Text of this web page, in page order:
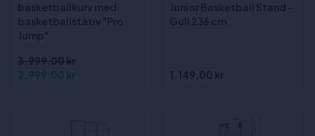
basketballkurv med
basketballstativ "Pro
Jump"
3.999,00 kr
2.999,00 kr
Junior Basketball Stand -
Gull 236 cm
1.149,00 kr